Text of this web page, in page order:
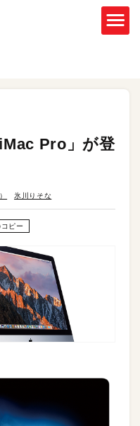
Pro」が登
氷川りそな
ピー